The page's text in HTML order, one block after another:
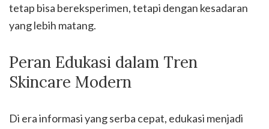
tetap bisa bereksperimen, tetapi dengan kesadaran
yang lebih matang.
Peran Edukasi dalam Tren
Skincare Modern
Di era informasi yang serba cepat, edukasi menjadi